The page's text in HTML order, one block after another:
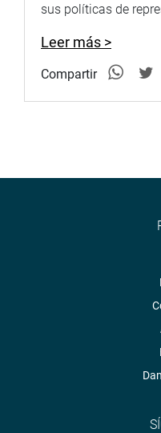
sus políticas de
Leer más >
Compartir